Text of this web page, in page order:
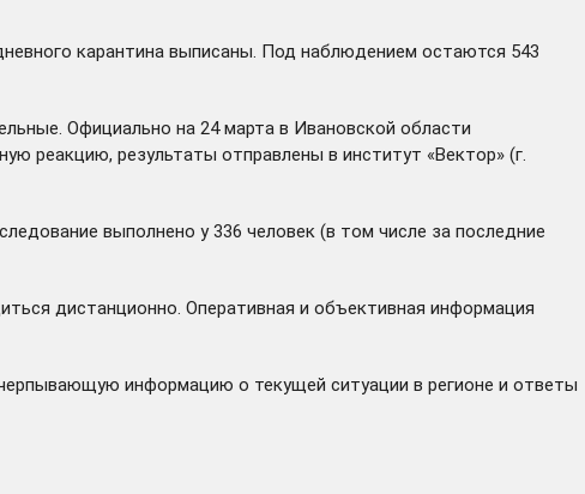
карантина выписаны. Под наблюдением остаются 543
Официально на 24 марта в Ивановской области
реакцию, результаты отправлены в институт «Вектор» (г.
выполнено у 336 человек (в том числе за последние
дистанционно. Оперативная и объективная информация
информацию о текущей ситуации в регионе и ответы